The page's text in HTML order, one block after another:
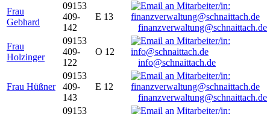
Frau
Gebhard
09153
409-
142
E 13
finanzverwaltung@schnaittach.de
Frau
Holzinger
09153
409-
122
O 12
info@schnaittach.de
Frau Hüßner
09153
409-
143
E 12
finanzverwaltung@schnaittach.de
09153